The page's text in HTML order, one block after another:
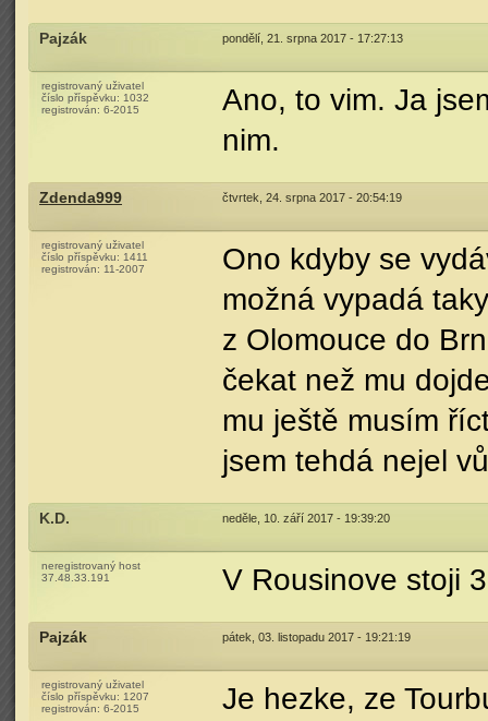
Pajzák pondělí, 21. srpna 2017 - 17:27:13
registrovaný uživatel
číslo příspěvku: 1032
registrován: 6-2015
Ano, to vim. Ja
nim.
Zdenda999 čtvrtek, 24. srpna 2017 - 20:54:19
registrovaný uživatel
číslo příspěvku: 1411
registrován: 11-2007
Ono kdyby se
možná vypadá
z Olomouce do
čekat než mu
mu ještě musím
jsem tehdá nejel
K.D. neděle, 10. září 2017 - 19:39:20
neregistrovaný host
37.48.33.191
V Rousinove stoji
Pajzák pátek, 03. listopadu 2017 - 19:21:19
registrovaný uživatel
číslo příspěvku: 1207
registrován: 6-2015
Je hezke, ze